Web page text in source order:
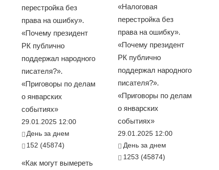
перестройка без
права на ошибку».
«Почему президент
РК публично
поддержал народного
писателя?».
«Приговоры по делам
о январских
событиях»
29.01.2025 12:00
День за днем
152 (45874)
«Как могут вымереть
«Налоговая
перестройка без
права на ошибку».
«Почему президент
РК публично
поддержал народного
писателя?».
«Приговоры по делам
о январских
событиях»
29.01.2025 12:00
День за днем
1253 (45874)